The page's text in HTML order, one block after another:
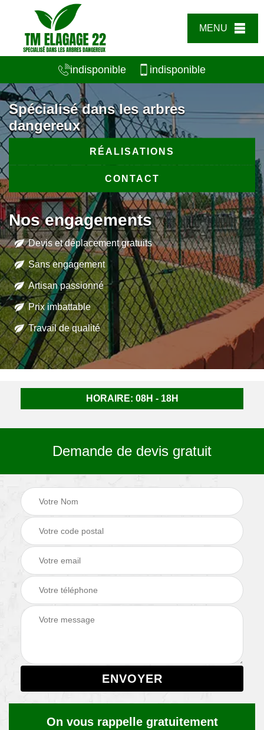
MENU
indisponible indisponible
Spécialisé dans les arbres
dangereux
RÉALISATIONS
CONTACT
Nos engagements
Devis et déplacement gratuits
Sans engagement
Artisan passionné
Prix imbattable
Travail de qualité
HORAIRE: 08H - 18H
Demande de devis gratuit
On vous rappelle gratuitement